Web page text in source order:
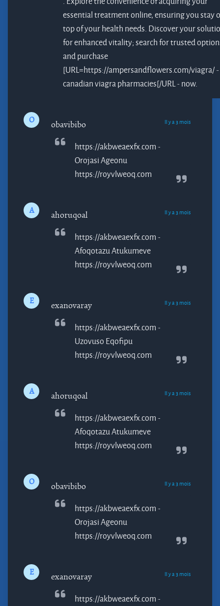
essential treatment online, ensuring you stay
top of your health needs. Discover your
for enhanced vitality; search for trusted
and purchase
[URL=https://ampersandflowers.com/viagra/ -
canadian viagra pharmacies[/URL - now.
O obavibibo Il y a 3 mois
https://akbweaexfx.com -
OrojasiAgeonu
https://royvlweoq.com
A ahoruqoal Il y a 3 mois
https://akbweaexfx.com -
AfoqotazuAtukumeve
https://royvlweoq.com
E exanovaray Il y a 3 mois
https://akbweaexfx.com -
Uzovuso Eqofipu
https://royvlweoq.com
A ahoruqoal Il y a 3 mois
https://akbweaexfx.com -
AfoqotazuAtukumeve
https://royvlweoq.com
O obavibibo Il y a 3 mois
https://akbweaexfx.com -
OrojasiAgeonu
https://royvlweoq.com
E exanovaray Il y a 3 mois
https://akbweaexfx.com -